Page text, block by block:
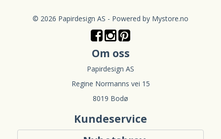
© 2026 Papirdesign AS - Powered by Mystore.no
Om oss
Papirdesign AS
Regine Normanns vei 15
8019 Bodø
Kundeservice